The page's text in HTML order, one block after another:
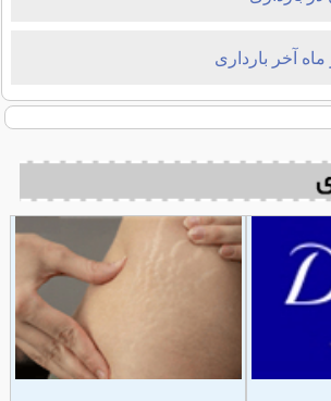
آخر بارداری